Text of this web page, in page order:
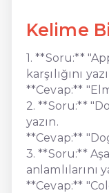
Kelime
1. **Soru:**
karşılığını
**Cevap:**
2. **Soru:**
yazın.
**Cevap:**
3. **Soru:**
anlamlılarını
**Cevap:**